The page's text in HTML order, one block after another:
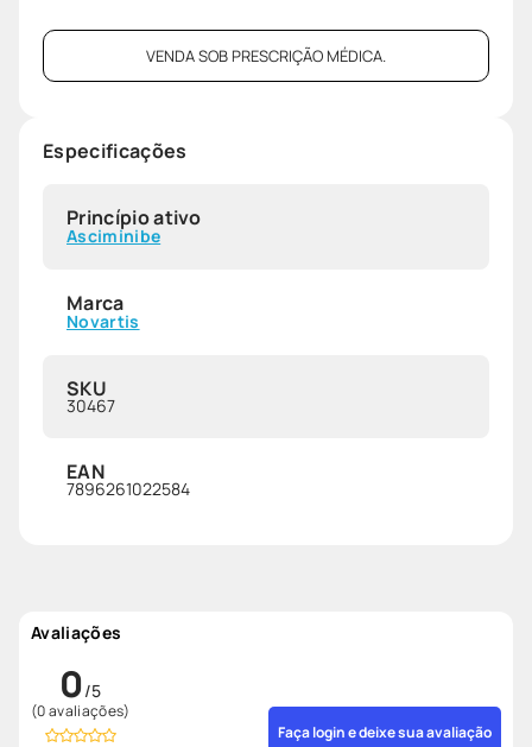
VENDA SOB PRESCRIÇÃO MÉDICA.
Especificações
Princípio ativo
Asciminibe
Marca
Novartis
SKU
30467
EAN
7896261022584
Avaliações
0
(0 avaliações)
Faça login e deixe sua avaliação